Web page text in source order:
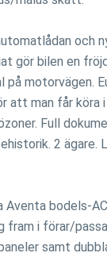
och
gör bilen en
på motorvägen.
att man får köra
Full
2 ägare.
Aventa bodels-
fram i förar/
samt